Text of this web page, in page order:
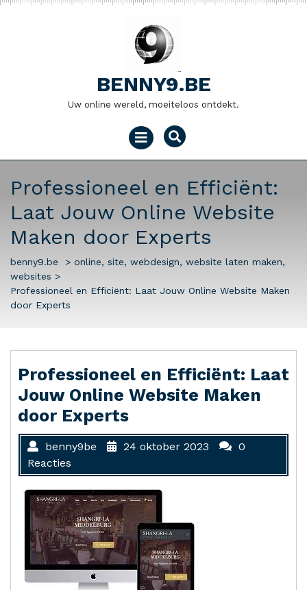
Naar
BENNY9.BE
Uw online wereld, moeiteloos ontdekt.
Menu
openen
Professioneel en Efficiënt:
Laat Jouw Online Website
Maken door Experts
benny9.be > online, site, webdesign, website laten maken,
websites >
Professioneel en Efficiënt: Laat Jouw Online Website Maken
door Experts
Professioneel en Efficiënt: Laat
Jouw Online Website Maken
door Experts
benny9be 24 oktober 2023
0
Reacties